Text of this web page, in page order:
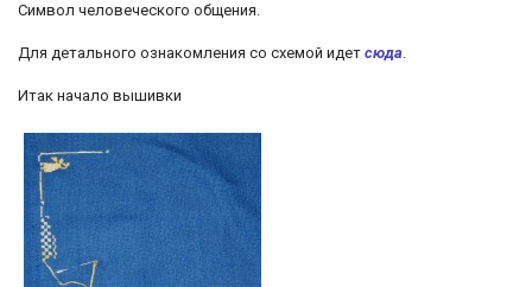
Символ человеческого общения.
Для детального ознакомления со схемой идет сюда.
Итак начало вышивки